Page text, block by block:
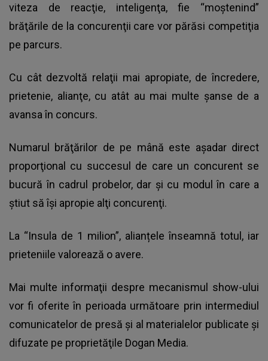
viteza de reacţie, inteligenţa, fie “moştenind”
brăţările de la concurenţii care vor părăsi competiţia
pe parcurs.
Cu cât dezvoltă relaţii mai apropiate, de încredere,
prietenie, alianţe, cu atât au mai multe şanse de a
avansa în concurs.
Numarul brăţărilor de pe mână este aşadar direct
proporţional cu succesul de care un concurent se
bucură în cadrul probelor, dar şi cu modul în care a
ştiut să îşi apropie alţi concurenţi.
La “Insula de 1 milion”, alianțele înseamnă totul, iar
prieteniile valorează o avere.
Mai multe informaţii despre mecanismul show-ului
vor fi oferite în perioada următoare prin intermediul
comunicatelor de presă şi al materialelor publicate şi
difuzate pe proprietăţile Dogan Media.